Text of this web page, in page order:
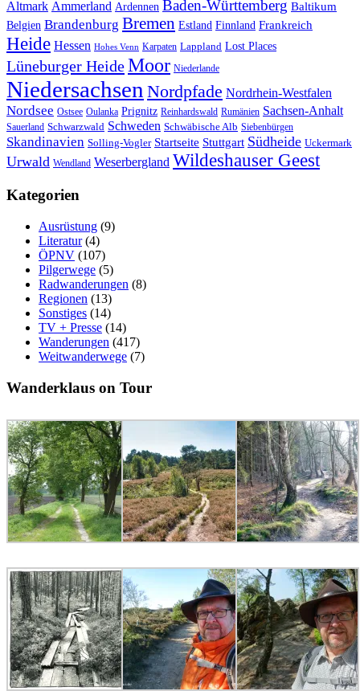
Altmark Ammerland Ardennen Baden-Württemberg Baltikum
Belgien Brandenburg Bremen Estland Finnland Frankreich
Heide Hessen Hohes Venn Karpaten Lappland Lost Places
Lüneburger HeideMoor Niederlande
Niedersachsen Nordpfade Nordrhein-Westfalen
Nordsee Ostsee Oulanka Prignitz Reinhardswald Rumänien Sachsen-Anhalt
Sauerland Schwarzwald Schweden Schwäbische Alb Siebenbürgen
Skandinavien Solling-Vogler Startseite Stuttgart Südheide Uckermark
Urwald Wendland Weserbergland Wildeshauser Geest
Kategorien
Ausrüstung (9)
Literatur(4)
ÖPNV (107)
Pilgerwege (5)
Radwanderungen (8)
Regionen (13)
Sonstiges (14)
TV + Presse (14)
Wanderungen (417)
Weitwanderwege (7)
Wanderklaus on Tour